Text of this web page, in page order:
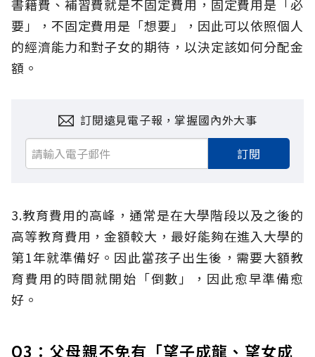
書籍費、補習費就是不固定費用，固定費用是「必
要」，不固定費用是「想要」，因此可以依照個人
的經濟能力和對子女的期待，以決定該如何分配金
額。
訂閱遠見電子報，掌握國內外大事
訂閱
3.教育費用的高峰，通常是在大學階段以及之後的
高等教育費用，金額較大，最好能夠在進入大學的
第1年就準備好。因此當孩子出生後，需要大額教
育費用的時間就開始「倒數」，因此愈早準備愈
好。
Q3：父母親不免有「望子成龍、望女成